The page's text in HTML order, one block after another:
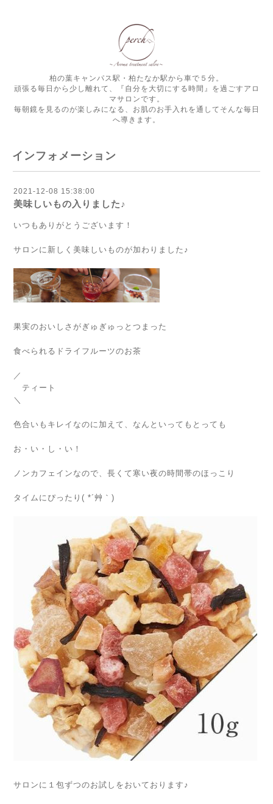
柏の葉キャンパス駅・柏たなか駅から車で５分。
頑張る毎日から少し離れて、『自分を大切にする時間』を過ごすアロ
マサロンです。
毎朝鏡を見るのが楽しみになる、お肌のお手入れを通してそんな毎日
へ導きます。
インフォメーション
2021-12-08 15:38:00
美味しいもの入りました♪
いつもありがとうございます！
サロンに新しく美味しいものが加わりました♪
果実のおいしさがぎゅぎゅっとつまった
食べられるドライフルーツのお茶
／
ティート
＼
色合いもキレイなのに加えて、なんといってもとっても
お・い・し・い！
ノンカフェインなので、長くて寒い夜の時間帯のほっこり
タイムにぴったり( *´艸｀)
サロンに１包ずつのお試しをおいております♪